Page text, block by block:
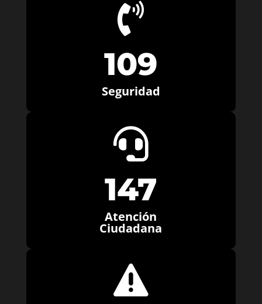

109
Seguridad

147
Atención
Ciudadana
